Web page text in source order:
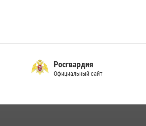
Росгвардия
Официальный сайт